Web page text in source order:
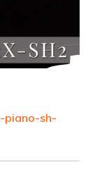
piano-sh-